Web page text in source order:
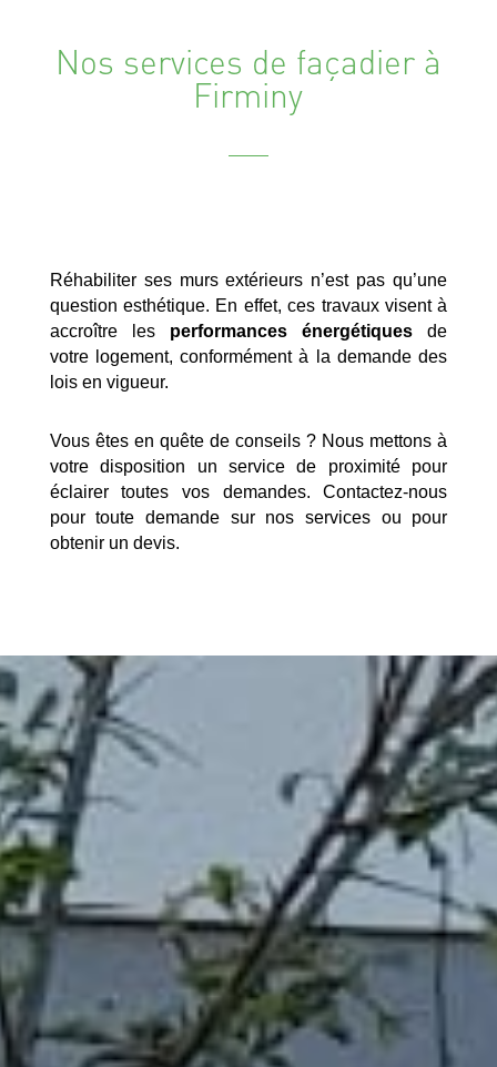
Nos services de façadier à
Firminy
Réhabiliter ses murs extérieurs n’est pas qu’une
question esthétique. En effet, ces travaux visent à
accroître les performances énergétiques de
votre logement, conformément à la demande des
lois en vigueur.
Vous êtes en quête de conseils ? Nous mettons à
votre disposition un service de proximité pour
éclairer toutes vos demandes. Contactez-nous
pour toute demande sur nos services ou pour
obtenir un devis.